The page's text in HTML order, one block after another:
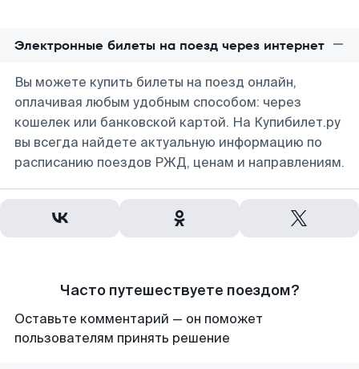
Электронные билеты на поезд через интернет
Вы можете купить билеты на поезд онлайн,
оплачивая любым удобным способом: через
кошелек или банковской картой. На Купибилет.ру
вы всегда найдете актуальную информацию по
расписанию поездов РЖД, ценам и направлениям.
Часто путешествуете поездом?
Оставьте комментарий — он поможет
пользователям принять решение